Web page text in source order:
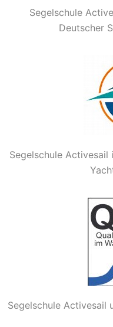
Segelschule
Deutscher
Segelschule
Segelschule Activesail